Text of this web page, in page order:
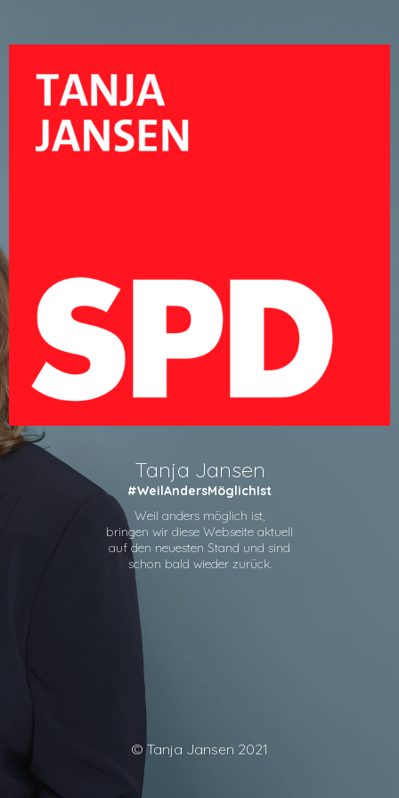
Tanja Jansen
#WeilAndersMöglichIst
Weil anders möglich ist,
bringen wir diese Webseite aktuell
auf den neuesten Stand und sind
schon bald wieder zurück.
© Tanja Jansen 2021